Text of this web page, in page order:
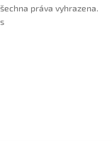
práva vyhrazena.